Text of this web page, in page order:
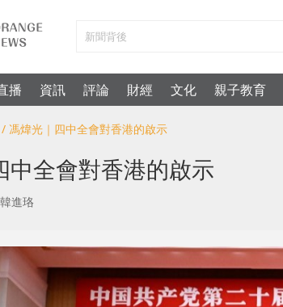
播 資訊 評論 財經 文化 親子教育
/ 馮煒光｜四中全會對香港的啟示
中全會對香港的啟示
進珞